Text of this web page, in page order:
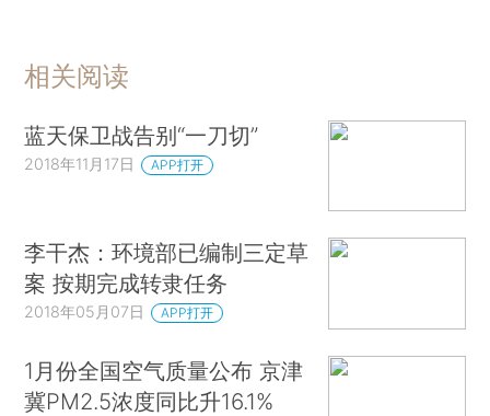
相关阅读
蓝天保卫战告别“一刀切”
2018年11月17日 APP打开
李干杰：环境部已编制三定草
案 按期完成转隶任务
2018年05月07日 APP打开
1月份全国空气质量公布 京津
冀PM2.5浓度同比升16.1%